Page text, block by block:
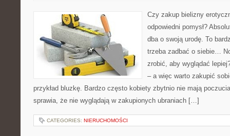
Czy zakup bielizny
odpowiedni pomysł?
dba o swoją urodę. To
trzeba zadbać o siebie…
zrobić, aby wyglądać
– a więc warto zakupić
przykład bluzkę. Bardzo często kobiety zbytnio nie mają
sprawia, że nie wyglądają w zakupionych ubraniach […]
CATEGORIES: NIERUCHOMOŚCI